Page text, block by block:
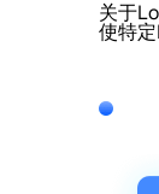
关于
使特